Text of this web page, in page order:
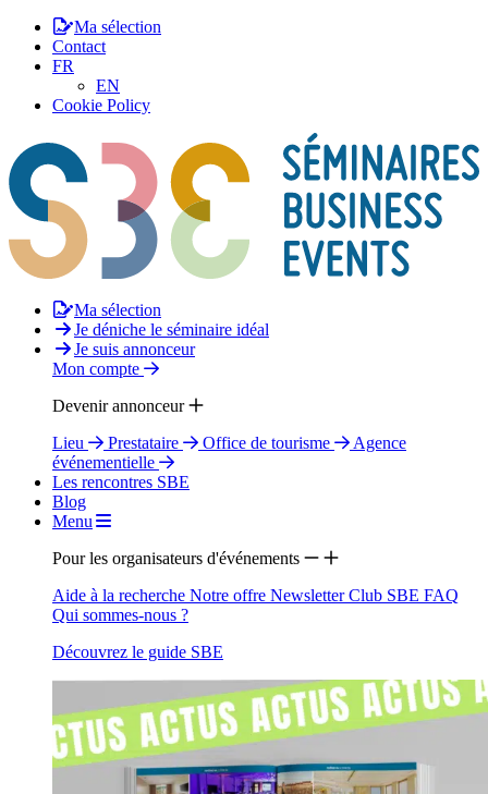
Ma sélection
Contact
FR
EN
Cookie Policy
Ma sélection
Je déniche le séminaire idéal
Je suis annonceur
Mon compte
Devenir annonceur
Lieu
Prestataire Office de tourisme
Agence
événementielle
Les rencontres SBE
Blog
Menu
Pour les organisateurs d'événements
Aide à la recherche Notre offre NewsletterClub SBE FAQ
Qui sommes-nous ?
Découvrez le guide SBE